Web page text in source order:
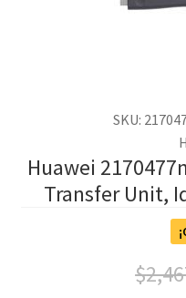
SKU:
Huawei
Transfer Unit,
$